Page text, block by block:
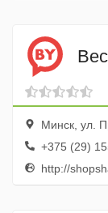
Минск, ул.
+375 (29)
http://